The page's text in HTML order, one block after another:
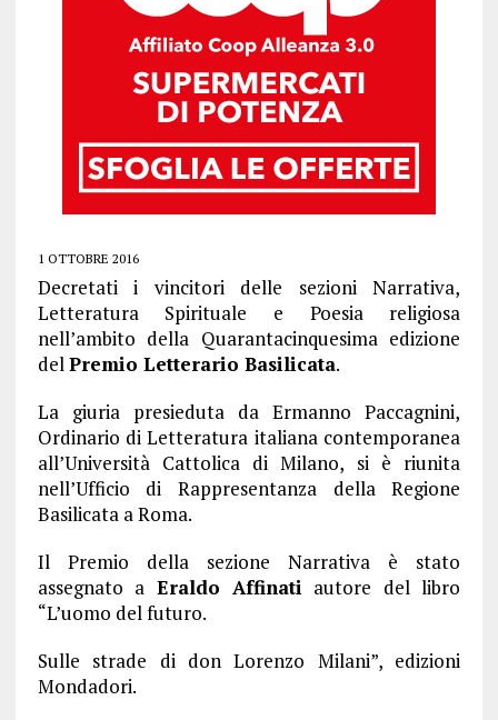
1 OTTOBRE 2016
Decretati i vincitori delle sezioni Narrativa,
Letteratura Spirituale e Poesia religiosa
nell’ambito della Quarantacinquesima edizione
delPremio Letterario Basilicata.
La giuria presieduta da Ermanno Paccagnini,
Ordinario di Letteratura italiana contemporanea
all’Università Cattolica di Milano, si è riunita
nell’Ufficio di Rappresentanza della Regione
Basilicata a Roma.
Il Premio della sezione Narrativa è stato
assegnato a Eraldo Affinati autore del libro
“L’uomo del futuro.
Sulle strade di don Lorenzo Milani”, edizioni
Mondadori.